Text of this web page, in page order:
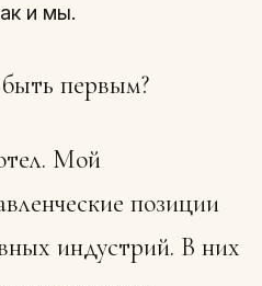
и мы.
первым?
Мой
позиции
индустрий. В них